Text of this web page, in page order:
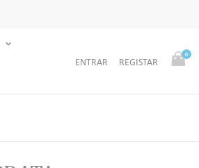
ENTRAR REGISTAR
0